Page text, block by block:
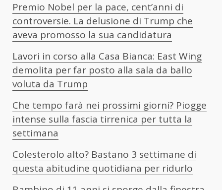
Premio Nobel per la pace, cent’anni di
controversie. La delusione di Trump che
aveva promosso la sua candidatura
Lavori in corso alla Casa Bianca: East Wing
demolita per far posto alla sala da ballo
voluta da Trump
Che tempo farà nei prossimi giorni? Piogge
intense sulla fascia tirrenica per tutta la
settimana
Colesterolo alto? Bastano 3 settimane di
questa abitudine quotidiana per ridurlo